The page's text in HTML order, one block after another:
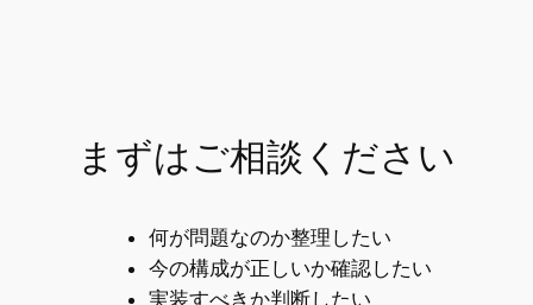
まずはご相談ください
何が問題なのか整理したい
今の構成が正しいか確認したい
実装すべきか判断したい